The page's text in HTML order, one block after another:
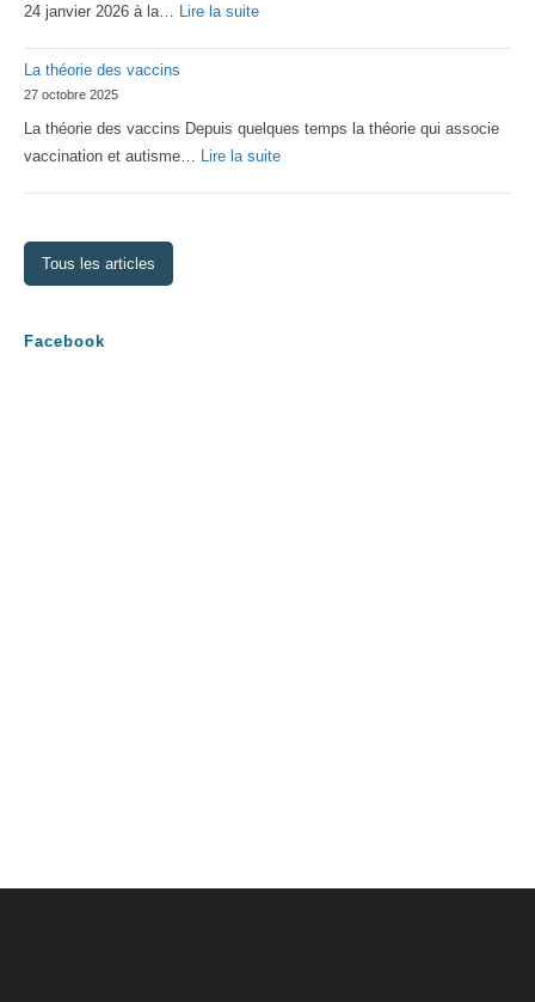
24 janvier 2026 à la… Lire la suite:
La théorie des vaccins
27 octobre 2025
La théorie des vaccins Depuis quelques temps la théorie qui associe
vaccination et autisme… Lire la suite:
Tous les articles
Facebook